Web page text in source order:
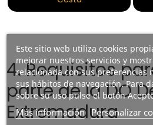
Este sitio web utiliza cookies
mejorar nuestros servicios y
relacionada con sus preferencias
sus hábitos de navegación. Para
sobre su uso pulse el botón
Más información Personalizar
4. Requisitos
parte de la DO
Extremadura